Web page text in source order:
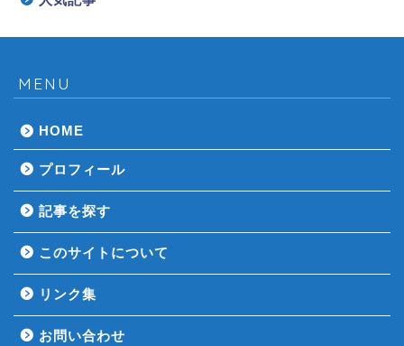
MENU
HOME
プロフィール
記事を探す
このサイトについて
リンク集
お問い合わせ